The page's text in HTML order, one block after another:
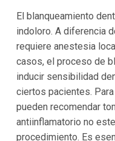
El blanqueamiento
indoloro. A diferencia
requiere anestesia
casos, el proceso de
inducir sensibilidad
ciertos pacientes.
pueden recomendar
antiinflamatorio no
procedimiento. Es